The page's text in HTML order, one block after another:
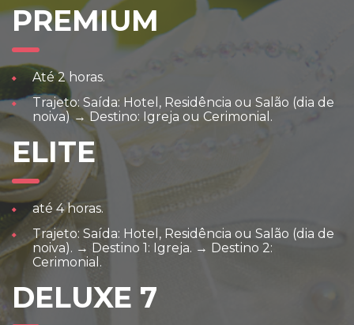
PREMIUM
Até 2 horas.
Trajeto: Saída: Hotel, Residência ou Salão (dia de
noiva) → Destino: Igreja ou Cerimonial.
ELITE
até 4 horas.
Trajeto: Saída: Hotel, Residência ou Salão (dia de
noiva). → Destino 1: Igreja. → Destino 2:
Cerimonial.
DELUXE 7